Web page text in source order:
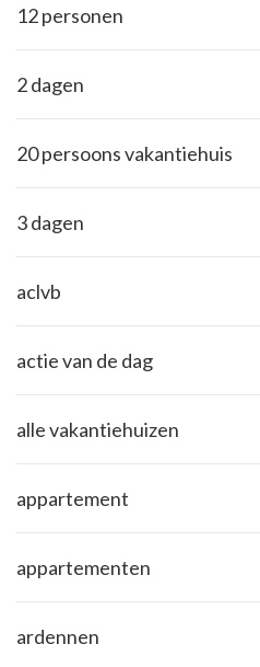
12 personen
2 dagen
20 persoons vakantiehuis
3 dagen
aclvb
actie van de dag
alle vakantiehuizen
appartement
appartementen
ardennen